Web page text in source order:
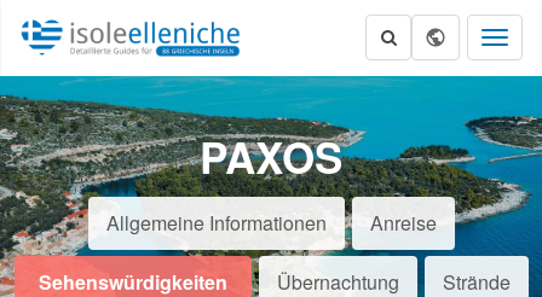
PAXOS
Allgemeine Informationen Anreise
Sehenswürdigkeiten Übernachtung Strände